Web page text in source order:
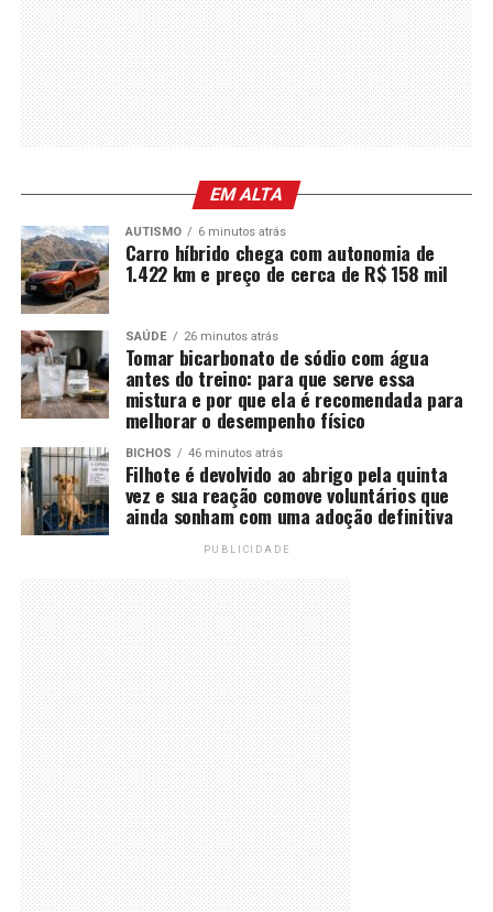
EM ALTA
AUTISMO 6 minutos atrás
Carro híbrido chega com autonomia de
1.422 km e preço de cerca de R$ 158 mil
SAÚDE 26 minutos atrás
Tomar bicarbonato de sódio com água
antes do treino: para que serve essa
mistura e por que ela é recomendada para
melhorar o desempenho físico
BICHOS 46 minutos atrás
Filhote é devolvido ao abrigo pela quinta
vez e sua reação comove voluntários que
ainda sonham com uma adoção definitiva
PUBLICIDADE